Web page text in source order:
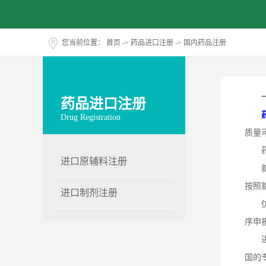
您当前位置： 首页 -> 药品进口注册 -> 国内药品注册
药品进口注册
Drug Registration
进口原辅料注册
进口制剂注册
质量
药
新
按照
仿
序申
进
国的